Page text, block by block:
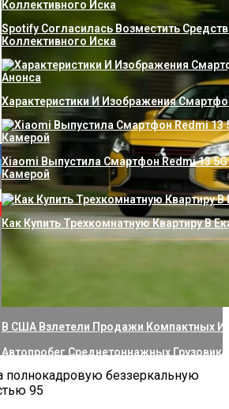
В США Взлетели Продажи Компактных
Автопробег Среднетоннажных
Spotify Согласилась Возместить
Коллективного Иска
Характеристики И Изображения
Xiaomi Выпустила Смартфон Redmi 13
Камерой
Как Купить Трехкомнатную Квартиру В